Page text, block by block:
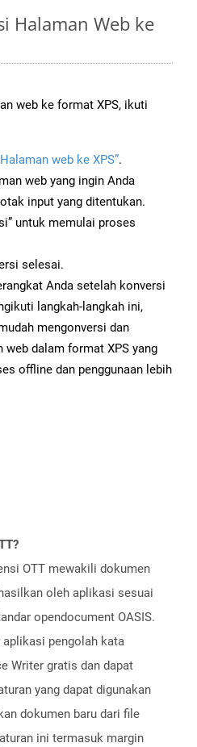
Halaman Web ke
web ke format XPS, ikuti
web ke XPS”.
web yang ingin Anda
input yang ditentukan.
untuk memulai proses
selesai.
Anda setelah konversi
langkah-langkah ini,
mengonversi dan
web dalam format XPS yang
offline dan penggunaan lebih
OTT mewakili dokumen
oleh aplikasi sesuai
opendocument OASIS.
aplikasi pengolah kata
Writer gratis dan dapat
yang dapat digunakan
dokumen baru dari file
ini termasuk margin